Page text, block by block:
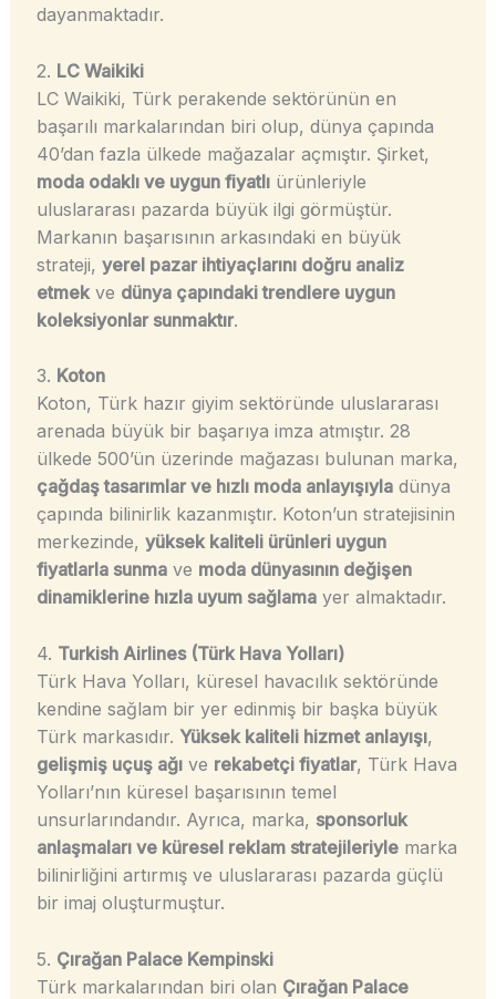
dayanmaktadır.
2. LC Waikiki
LC Waikiki, Türk perakende sektörünün en
başarılı markalarından biri olup, dünya çapında
40’dan fazla ülkede mağazalar açmıştır. Şirket,
moda odaklı ve uygun fiyatlıürünleriyle
uluslararası pazarda büyük ilgi görmüştür.
Markanın başarısının arkasındaki en büyük
strateji, yerel pazar ihtiyaçlarını doğru analiz
etmekve dünya çapındaki trendlere uygun
koleksiyonlar sunmaktır.
3. Koton
Koton, Türk hazır giyim sektöründe uluslararası
arenada büyük bir başarıya imza atmıştır. 28
ülkede 500’ün üzerinde mağazası bulunan marka,
çağdaş tasarımlar ve hızlı moda anlayışıyladünya
çapında bilinirlik kazanmıştır. Koton’un stratejisinin
merkezinde, yüksek kaliteli ürünleri uygun
fiyatlarla sunmave moda dünyasının değişen
dinamiklerine hızla uyum sağlamayer almaktadır.
4. Turkish Airlines (Türk Hava Yolları)
Türk Hava Yolları, küresel havacılık sektöründe
kendine sağlam bir yer edinmiş bir başka büyük
Türk markasıdır. Yüksek kaliteli hizmet anlayışı,
gelişmiş uçuş ağıve rekabetçi fiyatlar, Türk Hava
Yolları’nın küresel başarısının temel
unsurlarındandır. Ayrıca, marka, sponsorluk
anlaşmaları ve küresel reklam stratejileriylemarka
bilinirliğini artırmış ve uluslararası pazarda güçlü
bir imaj oluşturmuştur.
5. Çırağan Palace Kempinski
Türk markalarından biri olan Çırağan Palace